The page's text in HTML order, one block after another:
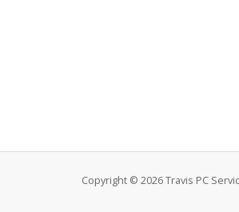
Copyright © 2026 Travis PC